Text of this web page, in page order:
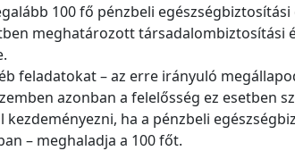
100 fő pénzbeli
meghatározott társadalombiztosítási
feladatokat – az erre irányuló
azonban a felelősség ez esetben
ha a pénzbeli
– meghaladja a 100 főt.